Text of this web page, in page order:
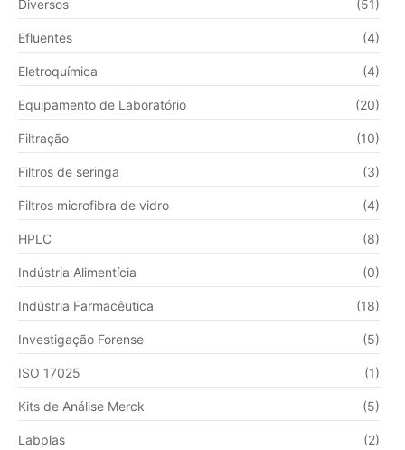
Diversos (51)
Efluentes (4)
Eletroquímica (4)
Equipamento de Laboratório (20)
Filtração (10)
Filtros de seringa (3)
Filtros microfibra de vidro (4)
HPLC (8)
Indústria Alimentícia (0)
Indústria Farmacêutica (18)
Investigação Forense (5)
ISO 17025 (1)
Kits de Análise Merck (5)
Labplas (2)